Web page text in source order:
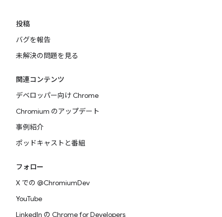
投稿
バグを報告
未解決の問題を見る
関連コンテンツ
デベロッパー向け Chrome
Chromium のアップデート
事例紹介
ポッドキャストと番組
フォロー
X での @ChromiumDev
YouTube
LinkedIn の Chrome for Developers